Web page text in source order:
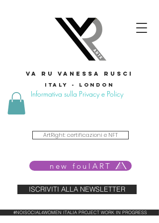
VA RU VANESSA RUSCI
Italy - London
Informativa sulla Privacy e Policy
ArtRight: certificazioni e NFT
new foulART
ISCRIVITI ALLA NEWSLETTER
#NOISOCIAL4WOMEN ITALIA PROJECT WORK IN PROGRESS